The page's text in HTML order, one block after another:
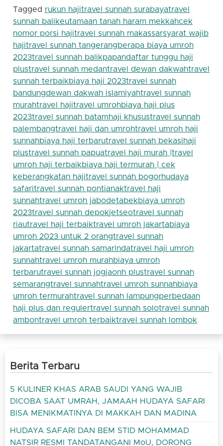
Tagged rukun hajitravel sunnah surabayatravel
sunnah balikeutamaan tanah haram mekkahcek
nomor porsi hajitravel sunnah makassarsyarat wajib
hajitravel sunnah tangerangberapa biaya umroh
2023travel sunnah balikpapandaftar tunggu haji
plustravel sunnah medantravel dewan dakwahtravel
sunnah terbaikbiaya haji 2023travel sunnah
bandungdewan dakwah islamiyahtravel sunnah
murahtravel hajitravel umrohbiaya haji plus
2023travel sunnah batamhaji khusustravel sunnah
palembangtravel haji dan umrohtravel umroh haji
sunnahbiaya haji terbarutravel sunnah bekasihaji
plustravel sunnah papuatravel haji murah | travel
umroh haji terbaikbiaya haji termurah | cek
keberangkatan hajitravel sunnah bogorhudaya
safaritravel sunnah pontianaktravel haji
sunnahtravel umroh jabodetabekbiaya umroh
2023travel sunnah depokjetseotravel sunnah
riautravel haji terbaiktravel umroh jakartabiaya
umroh 2023 untuk 2 orangtravel sunnah
jakartatravel sunnah samarindatravel haji umroh
sunnahtravel umroh murahbiaya umroh
terbarutravel sunnah jogjaonh plustravel sunnah
semarangtravel sunnahtravel umroh sunnahbiaya
umroh termurahtravel sunnah lampungperbedaan
haji plus dan regulertravel sunnah solotravel sunnah
ambontravel umroh terbaiktravel sunnah lombok
Berita Terbaru
5 KULINER KHAS ARAB SAUDI YANG WAJIB
DICOBA SAAT UMRAH, JAMAAH HUDAYA SAFARI
BISA MENIKMATINYA DI MAKKAH DAN MADINA
HUDAYA SAFARI DAN BEM STID MOHAMMAD
NATSIR RESMI TANDATANGANI MoU, DORONG